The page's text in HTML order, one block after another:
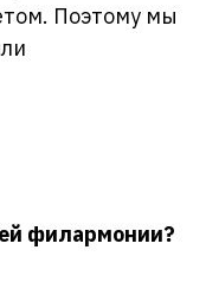
Поэтому мы
филармонии?